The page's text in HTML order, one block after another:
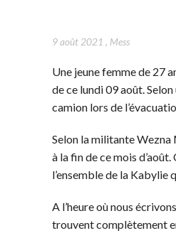
9 août 2021 , Mess
Une jeune femme de 27
de ce lundi 09 août.
camion lors de
Selon la militante Wezna
à la fin de ce mois
l’ensemble de la Kabylie
A l’heure où nous
trouvent complètement